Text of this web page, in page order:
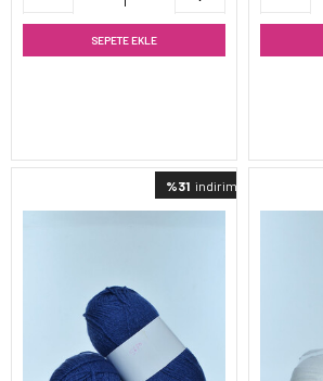
SEPETE EKLE
%31 indirimli